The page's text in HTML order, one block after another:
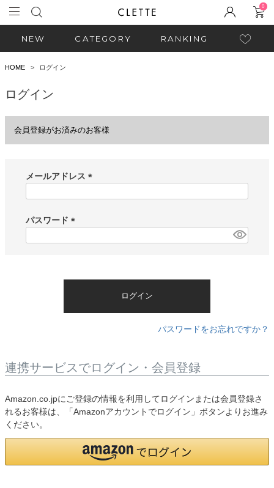
0
NEW CATEGORY RANKING
HOME ログイン
ログイン
会員登録がお済みのお客様
メールアドレス
)
パスワード
ログイン
パスワードをお忘れですか？
連携サービスでログイン・会員登録
Amazon.co.jpにご登録の情報を利用してログインまたは会員登録さ
れるお客様は、「Amazonアカウントでログイン」ボタンよりお進み
ください。